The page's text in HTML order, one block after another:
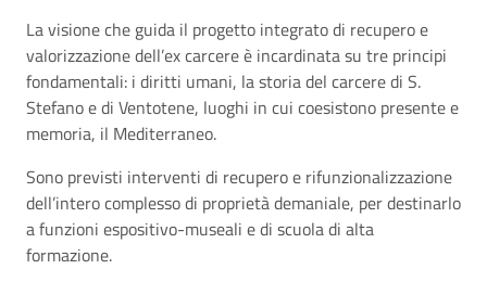
La visione che guida il progetto integrato di recupero e
valorizzazione dell’ex carcere è incardinata su tre principi
fondamentali: i diritti umani, la storia del carcere di S.
Stefano e di Ventotene, luoghi in cui coesistono presente e
memoria, il Mediterraneo.
Sono previsti interventi di recupero e rifunzionalizzazione
dell’intero complesso di proprietà demaniale, per destinarlo
a funzioni espositivo-museali e di scuola di alta
formazione.